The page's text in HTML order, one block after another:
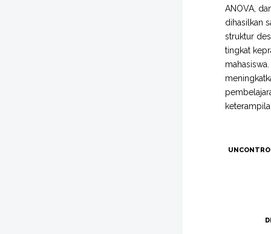
ANOVA,
dihasilkan
struktur
tingkat